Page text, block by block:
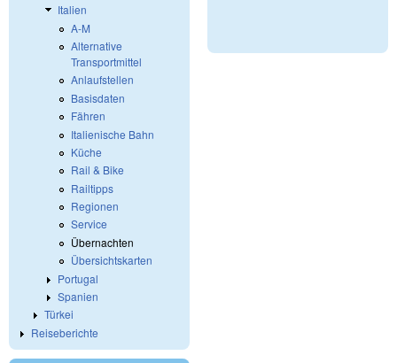
Italien
A-M
Alternative
Transportmittel
Anlaufstellen
Basisdaten
Fähren
Italienische Bahn
Küche
Rail & Bike
Railtipps
Regionen
Service
Übernachten
Übersichtskarten
Portugal
Spanien
Türkei
Reiseberichte